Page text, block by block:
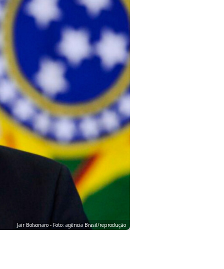
Jair Bolsonaro - Foto: agência Brasil/reprodução